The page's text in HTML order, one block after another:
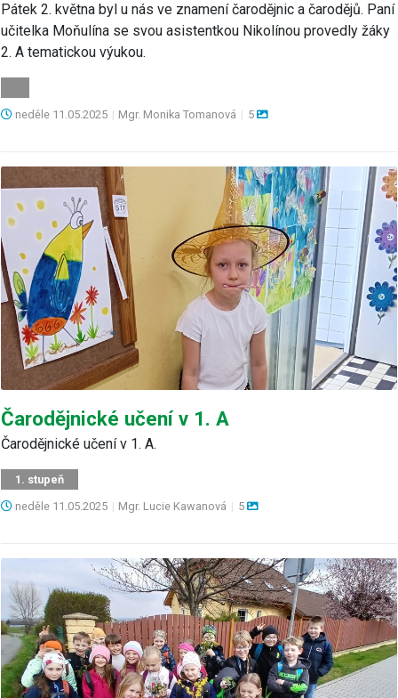
Pátek 2. května byl u nás ve znamení čarodějnic a čarodějů. Paní
učitelka Moňulína se svou asistentkou Nikolínou provedly žáky
2. A tematickou výukou.
neděle 11.05.2025 | Mgr. Monika Tomanová | 5
Čarodějnické učení v 1. A
Čarodějnické učení v 1. A.
1. stupeň
neděle 11.05.2025 | Mgr. Lucie Kawanová | 5